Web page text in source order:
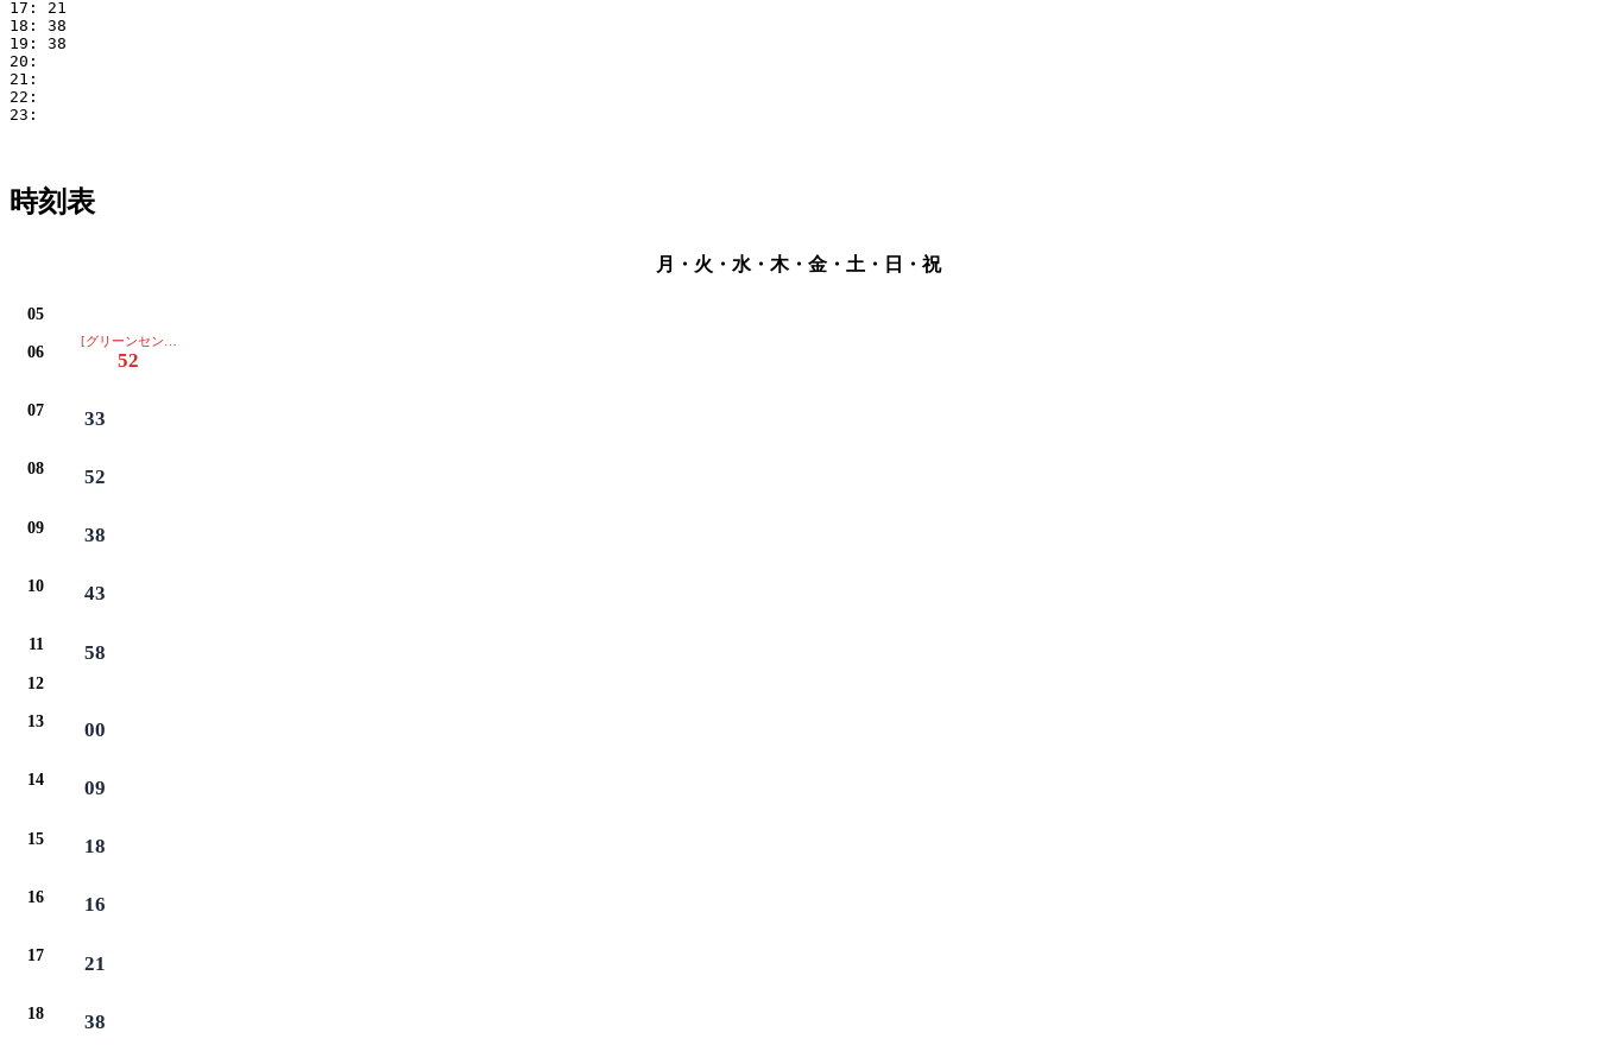
17: 21
18: 38
19: 38
20:
21:
22:
23:
時刻表
月・火・水・木・金・土・日・祝
05
06
[グリーンセンター・イオン・保健センター・みよし市役所・ベイシア・豊田厚生病院は通過します]
52
07 33
08 52
09 38
10 43
11 58
12
13 00
14 09
15 18
16 16
17 21
18 38